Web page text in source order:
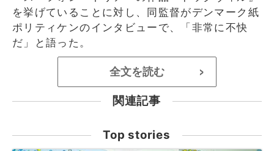
を挙げていることに対し、同監督がデンマーク紙
ポリティケンのインタビューで、「非常に不快
だ」と語った。
全文を読む >
関連記事
Top stories